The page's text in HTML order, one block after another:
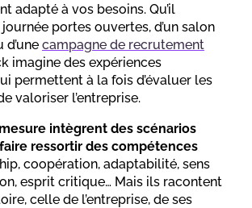
adapté à vos besoins. Qu’il
journée portes ouvertes, d’un salon
d’une campagne de recrutement
imagine des expériences
permettent à la fois d’évaluer les
valoriser l’entreprise.
intègrent des scénarios
ressortir des compétences
coopération, adaptabilité, sens
esprit critique… Mais ils racontent
celle de l’entreprise, de ses